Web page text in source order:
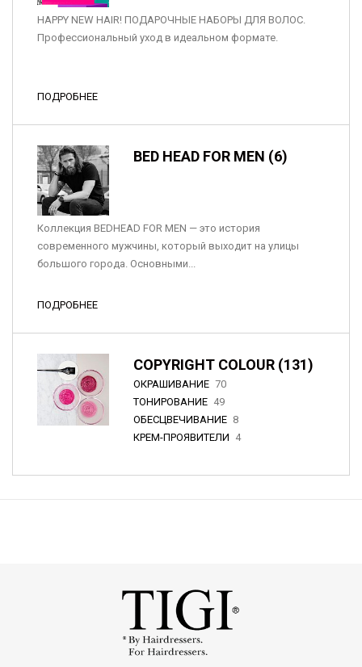
HAPPY NEW HAIR! ПОДАРОЧНЫЕ НАБОРЫ ДЛЯ ВОЛОС.
Профессиональный уход в идеальном формате.
ПОДРОБНЕЕ
BED HEAD FOR MEN (6)
Коллекция BEDHEAD FOR MEN — это история
современного мужчины, который выходит на улицы
большого города. Основными...
ПОДРОБНЕЕ
COPYRIGHT COLOUR (131)
ОКРАШИВАНИЕ 70
ТОНИРОВАНИЕ 49
ОБЕСЦВЕЧИВАНИЕ 8
КРЕМ-ПРОЯВИТЕЛИ 4